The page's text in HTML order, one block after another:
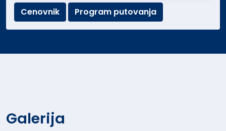
Cenovnik Program putovanja
Galerija